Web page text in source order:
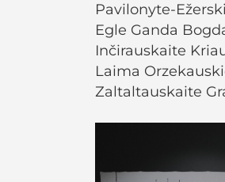
Pavilonyte-
Egle Ganda
Inčirauskaite
Laima
Zaltaltauskaite